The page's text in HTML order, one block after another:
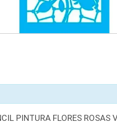
PINTURA FLORES